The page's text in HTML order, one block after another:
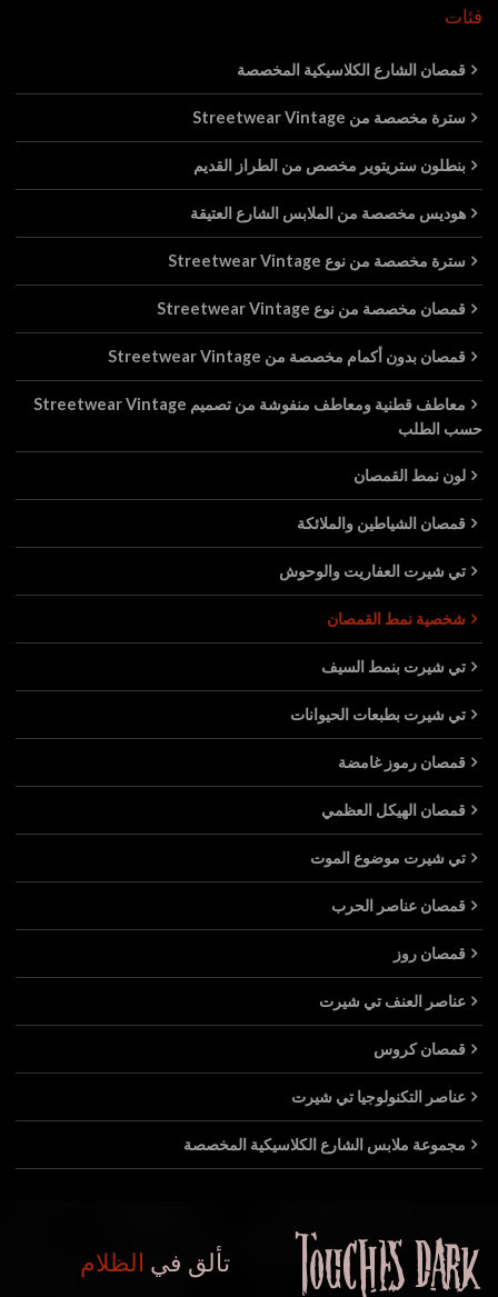
فئات
قمصان الشارع الكلاسيكية المخصصة
سترة مخصصة من Streetwear Vintage
بنطلون ستريتوير مخصص من الطراز القديم
هوديس مخصصة من الملابس الشارع العتيقة
سترة مخصصة من نوع Streetwear Vintage
قمصان مخصصة من نوع Streetwear Vintage
قمصان بدون أكمام مخصصة من Streetwear Vintage
معاطف قطنية ومعاطف منفوشة من تصميم Streetwear Vintage
حسب الطلب
لون نمط القمصان
قمصان الشياطين والملائكة
تي شيرت العفاريت والوحوش
شخصية نمط القمصان
تي شيرت بنمط السيف
تي شيرت بطبعات الحيوانات
قمصان رموز غامضة
قمصان الهيكل العظمي
تي شيرت موضوع الموت
قمصان عناصر الحرب
قمصان روز
عناصر العنف تي شيرت
قمصان كروس
عناصر التكنولوجيا تي شيرت
مجموعة ملابس الشارع الكلاسيكية المخصصة
تألق في الظلام